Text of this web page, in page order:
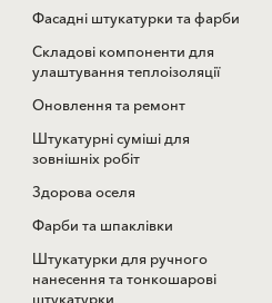
Фасадні штукатурки та фарби
Складові компоненти для
улаштування теплоізоляції
Оновлення та ремонт
Штукатурні суміші для
зовнішніх робіт
Здорова оселя
Фарби та шпаклівки
Штукатурки для ручного
нанесення та тонкошарові